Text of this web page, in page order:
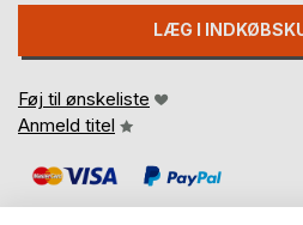
LÆG I
Føj til ønskeliste
Anmeld titel